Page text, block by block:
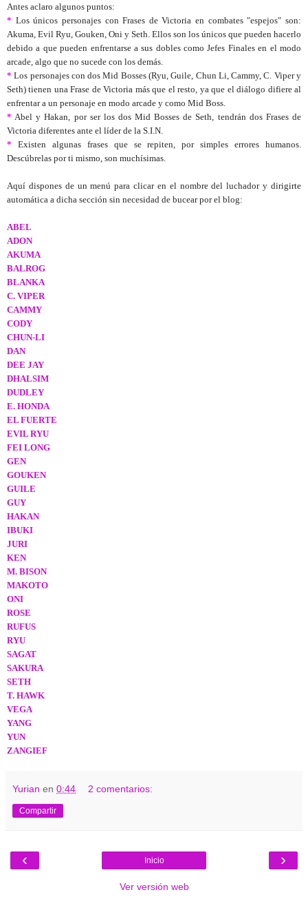
Antes aclaro algunos puntos:
* Los únicos personajes con Frases de Victoria en combates "espejos" son:
Akuma, Evil Ryu, Gouken, Oni y Seth. Ellos son los únicos que pueden hacerlo
debido a que pueden enfrentarse a sus dobles como Jefes Finales en el modo
arcade, algo que no sucede con los demás.
*Los personajes con dos Mid Bosses (Ryu, Guile, Chun Li, Cammy, C. Viper y
Seth) tienen una Frase de Victoria más que el resto, ya que el diálogo difiere al
enfrentar a un personaje en modo arcade y como Mid Boss.
* Abel y Hakan, por ser los dos Mid Bosses de Seth, tendrán dos Frases de
Victoria diferentes ante el líder de la S.I.N.
* Existen algunas frases que se repiten, por simples errores humanos.
Descúbrelas por ti mismo, son muchísimas.
Aquí dispones de un menú para clicar en el nombre del luchador y dirigirte
automática a dicha sección sin necesidad de bucear por el blog:
ABEL
ADON
AKUMA
BALROG
BLANKA
C. VIPER
CAMMY
CODY
CHUN-LI
DAN
DEE JAY
DHALSIM
DUDLEY
E. HONDA
EL FUERTE
EVIL RYU
FEI LONG
GEN
GOUKEN
GUILE
GUY
HAKAN
IBUKI
JURI
KEN
M. BISON
MAKOTO
ONI
ROSE
RUFUS
RYU
SAGAT
SAKURA
SETH
T. HAWK
VEGA
YANG
YUN
ZANGIEF
Yurian en 0:44 2 comentarios:
Compartir
‹ ›
Inicio
Ver versión web